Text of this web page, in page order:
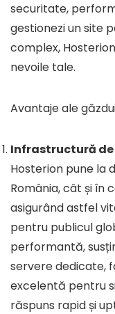
securitate,
gestionezi un site
complex,
nevoile tale.
Avantaje ale
Infrastructură
Hosterion pune la
România, cât și în
asigurând astfel
pentru publicul
performantă,
servere dedicate,
excelentă pentru
răspuns rapid și